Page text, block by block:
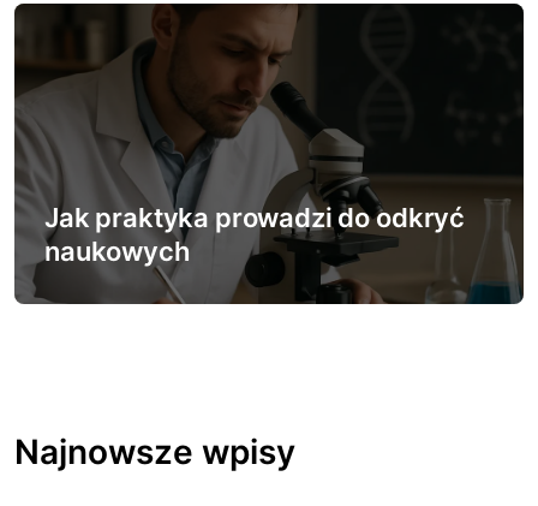
Jak praktyka prowadzi do odkryć
naukowych
Najnowsze wpisy